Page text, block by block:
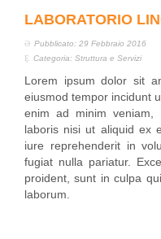
LABORATORIO
Pubblicato: 29 Febbraio 2016
Categoria: Struttura e Servizi
Lorem ipsum dolor sit
eiusmod tempor incidunt
enim ad minim veniam,
laboris nisi ut aliquid ex
iure reprehenderit in
fugiat nulla pariatur.
proident, sunt in culpa
laborum.